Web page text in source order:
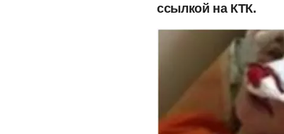
ссылкой на КТК.